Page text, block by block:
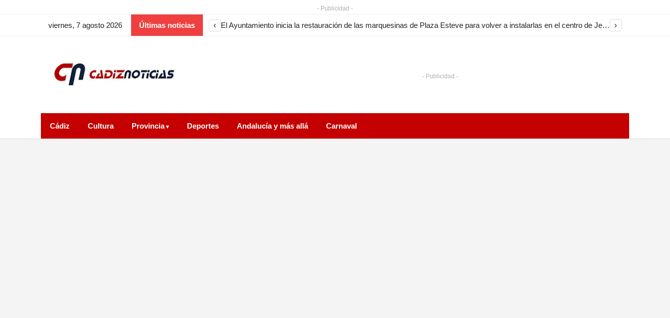
- Publicidad -
viernes, 7 agosto 2026 Últimas noticias ‹ El Ayuntamiento inicia la restauración de las marquesinas de Plaza Esteve para volver a instalarlas en el centro de Jerez ›
- Publicidad -
Cádiz Cultura Provincia Deportes Andalucía y más allá Carnaval